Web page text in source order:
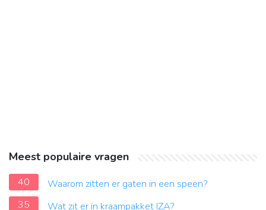
Meest populaire vragen
40
Waarom zitten er gaten in een speen?
35
Wat zit er in kraampakket IZA?